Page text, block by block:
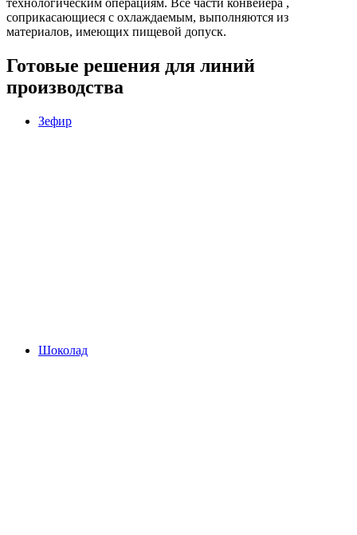
соприкасающиеся с охлаждаемым, выполняются из
материалов, имеющих пищевой допуск.
Готовые решения для линий
производства
Зефир
Шоколад